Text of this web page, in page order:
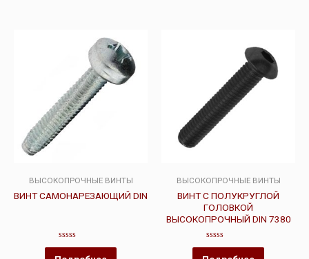
ВЫСОКОПРОЧНЫЕ ВИНТЫ
ВИНТ САМОНАРЕЗАЮЩИЙ DIN
Оценка
ВЫСОКОПРОЧНЫЕ ВИНТЫ
ВИНТ С ПОЛУКРУГЛОЙ
ГОЛОВКОЙ
ВЫСОКОПРОЧНЫЙ DIN 7380
Оценка